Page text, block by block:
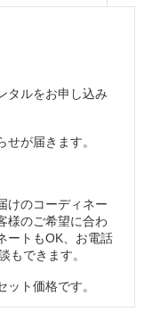
タルをお申し込み
が届きます。
けのコーディネー
様のご希望に合わ
ートもOK、お電話
もできます。
ト価格です。